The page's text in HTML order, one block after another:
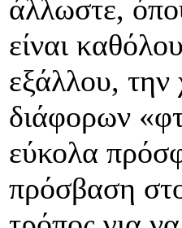
άλλωστε,
είναι
εξάλλου,
διάφορων
εύκολα
πρόσβαση